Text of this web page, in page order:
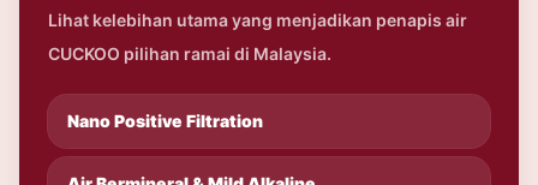
Lihat kelebihan utama yang menjadikan penapis air
CUCKOO pilihan ramai di Malaysia.
Nano Positive Filtration